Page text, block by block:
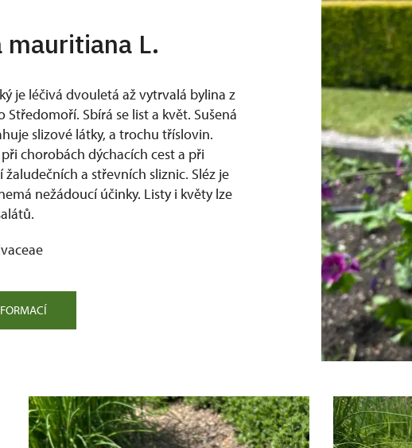
mauritiana L.
je léčivá dvouletá až vytrvalá bylina z
Středomoří. Sbírá se list a květ. Sušená
slizové látky, a trochu tříslovin.
chorobách dýchacích cest a při
žaludečních a střevních sliznic. Sléz je
nežádoucí účinky. Listy i květy lze